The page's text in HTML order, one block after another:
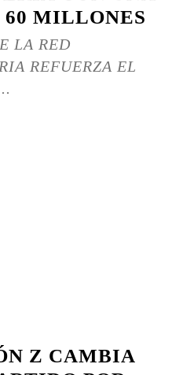
MILLONES
LA RED
REFUERZA EL
Z CAMBIA